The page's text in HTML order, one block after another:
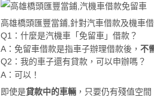
高雄橋頭匯豐當鋪,針對汽車借款及機車
Q1：什麼是汽機車「免留車」借款？
A：免留車借款是指車子辦理借款後， 不
Q2：我的車子還有貸款，可以申辦嗎？
A：可以！
即使是貸款中的車輛 ，只要仍有殘值空